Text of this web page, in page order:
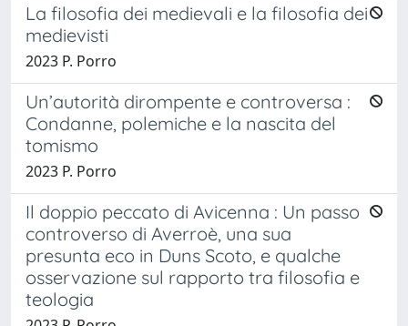
La filosofia dei medievali e la filosofia dei
medievisti
2023 P. Porro
Un’autorità dirompente e controversa :
Condanne, polemiche e la nascita del
tomismo
2023 P. Porro
Il doppio peccato di Avicenna : Un passo
controverso di Averroè, una sua
presunta eco in Duns Scoto, e qualche
osservazione sul rapporto tra filosofia e
teologia